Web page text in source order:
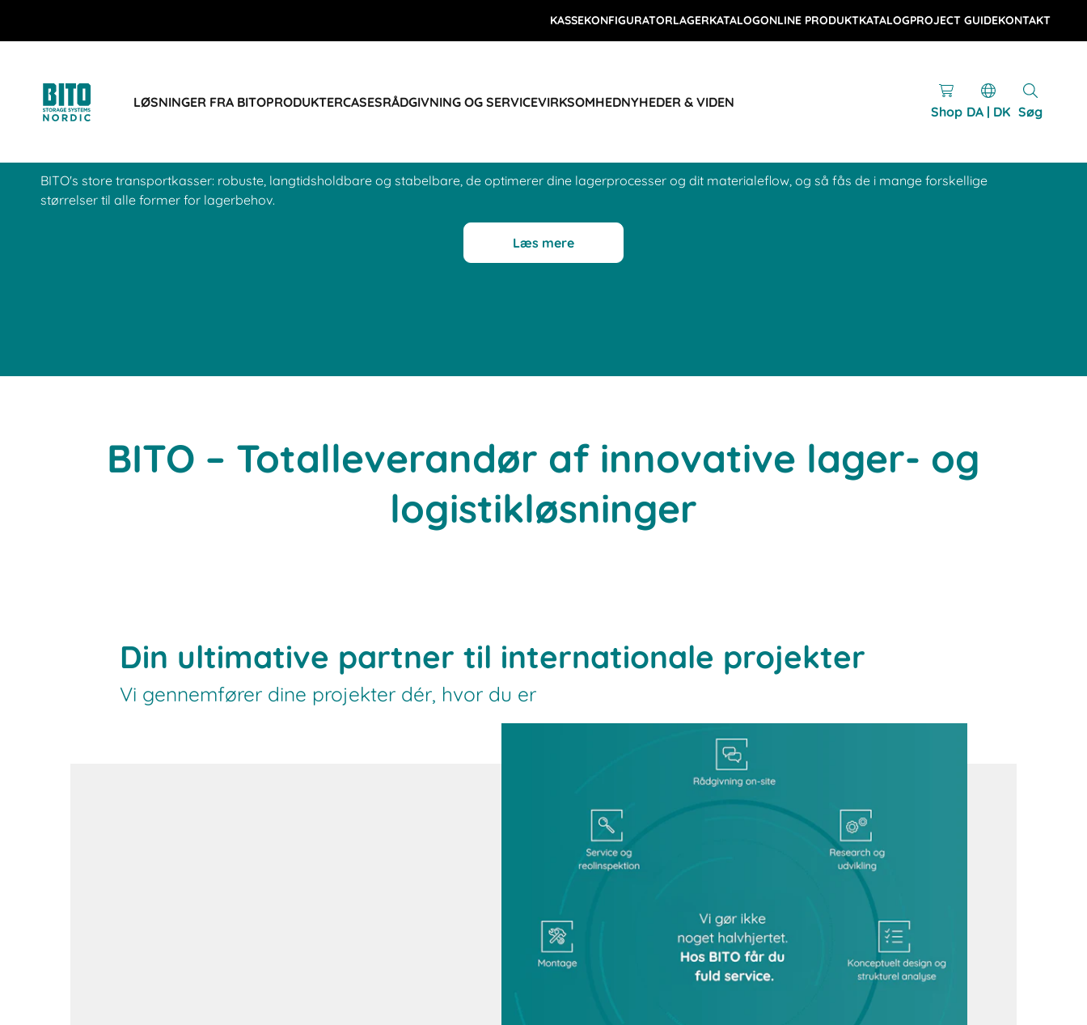
KASSEKONFIGURATORLAGERKATALOGONLINE PRODUKTKATALOGPROJECT GUIDEKONTAKT
LØSNINGER FRA BITOPRODUKTERCASESRÅDGIVNING OG SERVICEVIRKSOMHEDNYHEDER & VIDEN
Shop DA | DK Søg
BITO – Totalleverandør af innovative lager- og
logistikløsninger
BITO's store transportkasser: robuste, langtidsholdbare og stabelbare, de optimerer dine lagerprocesser og dit materialeflow, og så fås de i mange forskellige
størrelser til alle former for lagerbehov.
Læs mere
Din ultimative partner til internationale projekter
Vi gennemfører dine projekter dér, hvor du er